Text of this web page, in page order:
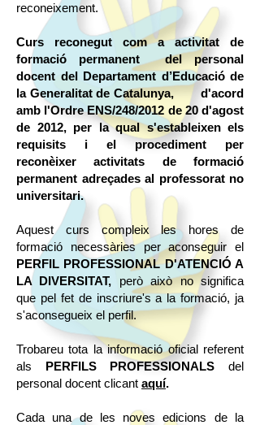
reconeixement.
Curs reconegut com a activitat de
formació permanent del personal
docent del Departament d’Educació de
la Generalitat de Catalunya, d'acord
amb l'Ordre ENS/248/2012 de 20 d'agost
de 2012, per la qual s'estableixen els
requisits i el procediment per
reconèixer activitats de formació
permanent adreçades al professorat no
universitari.
Aquest curs compleix les hores de
formació necessàries per aconseguir el
PERFIL PROFESSIONAL D'ATENCIÓ A
LA DIVERSITAT, però això no significa
que pel fet de inscriure's a la formació, ja
s'aconsegueix el perfil.
Trobareu tota la informació oficial referent
als PERFILS PROFESSIONALS del
personal docent clicant aquí.
Cada una de les noves edicions de la